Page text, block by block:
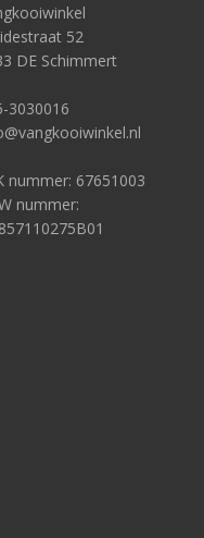
52
DE Schimmert
3030016
nummer: 67651003
nummer: